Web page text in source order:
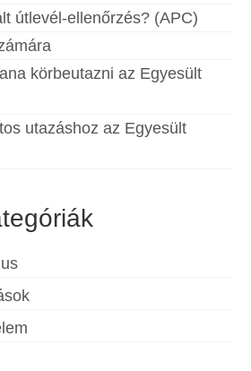
útlevél-ellenőrzés? (APC)
körbeutazni az Egyesült
utazáshoz az Egyesült